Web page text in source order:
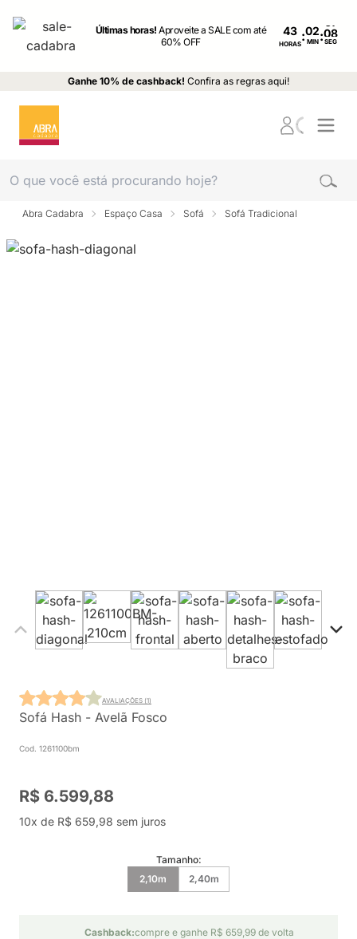
Últimas horas!Aproveite a SALE com até
60% OFF
43
HORAS: MIN : SEG
Ganhe 10% de cashback! Confira as regras aqui!
Abra Cadabra Espaço Casa Sofá Sofá Tradicional
Sofá Hash - Avelã Fosco
Cod. 1261100bm
AVALIAÇÕES (1)
R$ 6.599,88
10x de R$ 659,98 sem juros
Tamanho:
2,10m
2,40m
Cashback:compre e ganhe R$ 659,99 de volta